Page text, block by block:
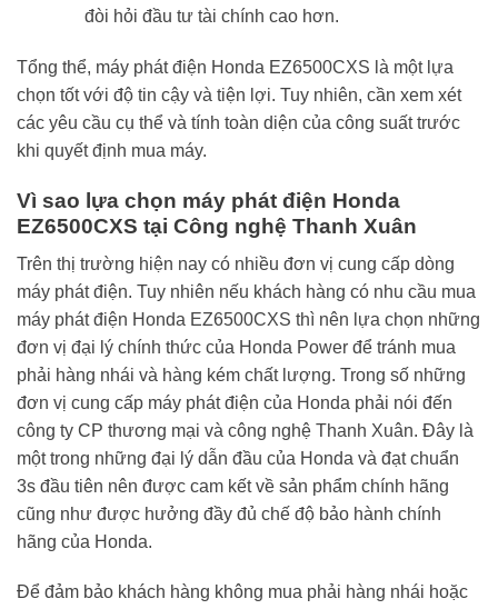
đòi hỏi đầu tư tài chính cao hơn.
Tổng thể, máy phát điện Honda EZ6500CXS là một lựa
chọn tốt với độ tin cậy và tiện lợi. Tuy nhiên, cần xem xét
các yêu cầu cụ thể và tính toàn diện của công suất trước
khi quyết định mua máy.
Vì sao lựa chọn máy phát điện Honda
EZ6500CXS tại Công nghệ Thanh Xuân
Trên thị trường hiện nay có nhiều đơn vị cung cấp dòng
máy phát điện. Tuy nhiên nếu khách hàng có nhu cầu mua
máy phát điện Honda EZ6500CXS thì nên lựa chọn những
đơn vị đại lý chính thức của Honda Power để tránh mua
phải hàng nhái và hàng kém chất lượng. Trong số những
đơn vị cung cấp máy phát điện của Honda phải nói đến
công ty CP thương mại và công nghệ Thanh Xuân. Đây là
một trong những đại lý dẫn đầu của Honda và đạt chuẩn
3s đầu tiên nên được cam kết về sản phẩm chính hãng
cũng như được hưởng đầy đủ chế độ bảo hành chính
hãng của Honda.
Để đảm bảo khách hàng không mua phải hàng nhái hoặc